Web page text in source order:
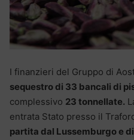
I finanzieri del Gruppo di
sequestro di 33 bancali di
complessivo 23 tonnellate.
entrata Stato presso il
partita dal Lussemburgo e